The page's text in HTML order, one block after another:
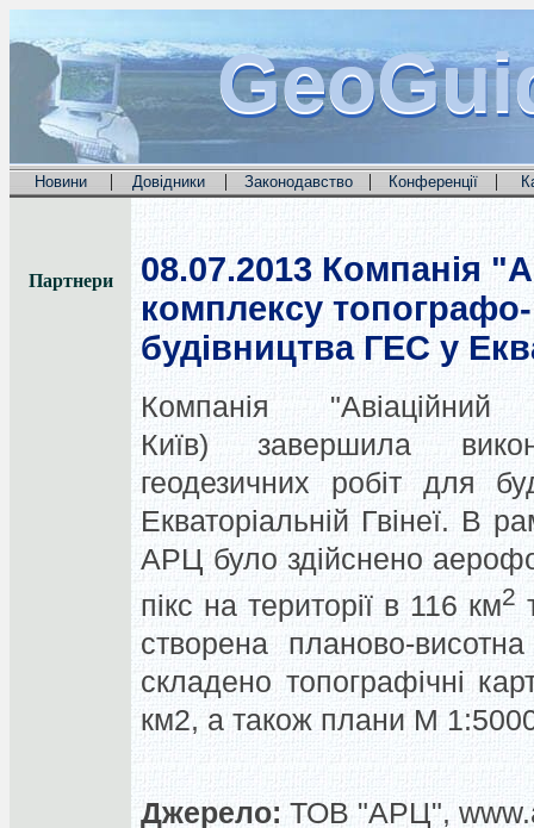
Новини | Довідники | Законодавство | Конференції |
Партнери 08.07.2013 Компанія
комплексу
будівництва ГЕС у
Компанія
Київ) завершила
геодезичних робіт для
Екваторіальній Гвінеї. В
АРЦ було здійснено
пікс на території в 116 км2
створена планово-
складено топографічні
км2, а також плани М
Джерело: ТОВ "АРЦ",